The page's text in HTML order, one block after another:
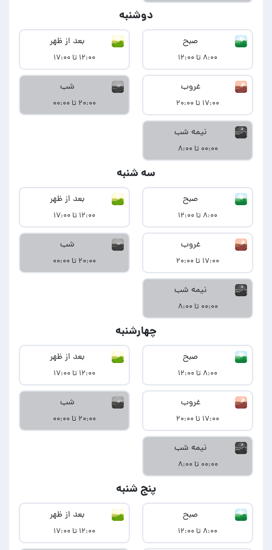
دوشنبه
صبح
۸:۰۰ تا ۱۲:۰۰
بعد از ظهر
۱۲:۰۰ تا ۱۷:۰۰
غروب
۱۷:۰۰ تا ۲۰:۰۰
شب
۲۰:۰۰ تا ۰۰:۰۰
نیمه شب
۰۰:۰۰ تا ۸:۰۰
سه شنبه
صبح
۸:۰۰ تا ۱۲:۰۰
بعد از ظهر
۱۲:۰۰ تا ۱۷:۰۰
غروب
۱۷:۰۰ تا ۲۰:۰۰
شب
۲۰:۰۰ تا ۰۰:۰۰
نیمه شب
۰۰:۰۰ تا ۸:۰۰
چهارشنبه
صبح
۸:۰۰ تا ۱۲:۰۰
بعد از ظهر
۱۲:۰۰ تا ۱۷:۰۰
غروب
۱۷:۰۰ تا ۲۰:۰۰
شب
۲۰:۰۰ تا ۰۰:۰۰
نیمه شب
۰۰:۰۰ تا ۸:۰۰
پنج شنبه
صبح
۸:۰۰ تا ۱۲:۰۰
بعد از ظهر
۱۲:۰۰ تا ۱۷:۰۰